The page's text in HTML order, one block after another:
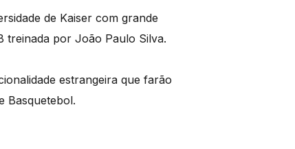
de Kaiser com grande
treinada por João Paulo Silva.
estrangeira que farão
Basquetebol.